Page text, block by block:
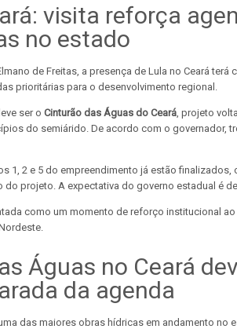
visita reforça
no estado
de Freitas, a presença de Lula no Ceará
prioritárias para o desenvolvimento regional.
ser o Cinturão das Águas do Ceará , projeto
do semiárido. De acordo com o governador,
1, 2 e 5 do empreendimento já estão finalizados,
do projeto. A expectativa do governo estadual é
como um momento de reforço institucional
Águas no Ceará
da agenda
das maiores obras hídricas em andamento no